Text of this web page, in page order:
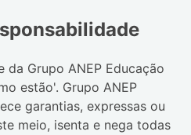
da Grupo ANEP Educação
estão'. Grupo ANEP
garantias, expressas ou
meio, isenta e nega todas